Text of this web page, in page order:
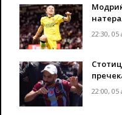
22:30, 05
22:00, 05